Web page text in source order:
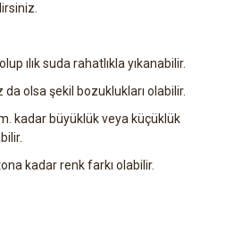
ılık suda rahatlıkla yıkanabilir.
olsa şekil bozuklukları olabilir.
kadar büyüklük veya küçüklük
kadar renk farkı olabilir.